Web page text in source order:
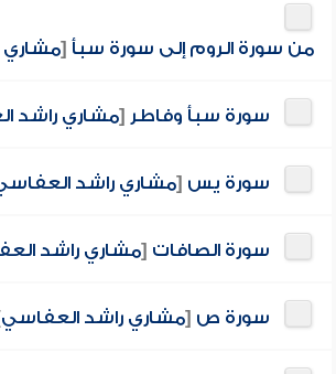
من سورة الروم إلى سورة سبأ [مشاري
سورة سبأ وفاطر [مشاري راشد
سورة يس [مشاري راشد
سورة الصافات [مشاري راشد
سورة ص [مشاري راشد العفاسي